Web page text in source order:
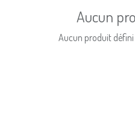
Aucun
Aucun produit